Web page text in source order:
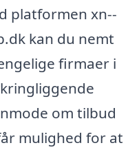
platformen xn--
kan du nemt
firmaer i
om tilbud
mulighed for at